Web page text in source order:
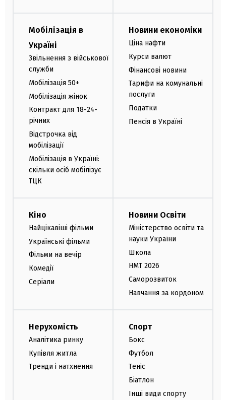
Мобілізація в
Україні
Звільнення з військової
служби
Мобілізація 50+
Мобілізація жінок
Контракт для 18-24-
річних
Відстрочка від
мобілізації
Мобілізація в Україні:
скільки осіб мобілізує
ТЦК
Новини економіки
Ціна нафти
Курси валют
Фінансові новини
Тарифи на комунальні
послуги
Податки
Пенсія в Україні
Кіно
Найцікавіші фільми
Українські фільми
Фільми на вечір
Комедії
Серіали
Новини Освіти
Міністерство освіти та
науки України
Школа
НМТ 2026
Саморозвиток
Навчання за кордоном
Нерухомість
Аналітика ринку
Купівля житла
Тренди і натхнення
Спорт
Бокс
Футбол
Теніс
Біатлон
Інші види спорту